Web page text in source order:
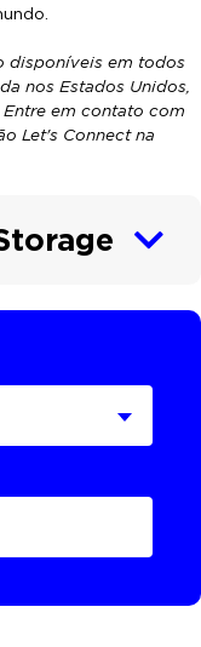
disponíveis em todos
nos Estados Unidos,
Entre em contato com
Let's Connect na